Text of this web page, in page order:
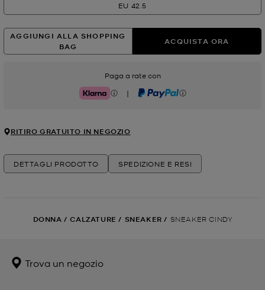
EU 42.5
AGGIUNGI ALLA SHOPPING
BAG
ACQUISTA ORA
Paga a rate con
Klarna | PayPal
RITIRO GRATUITO IN NEGOZIO
DETTAGLI PRODOTTO SPEDIZIONE E RESI
DONNA / CALZATURE / SNEAKER / SNEAKER CINDY
Trova un negozio